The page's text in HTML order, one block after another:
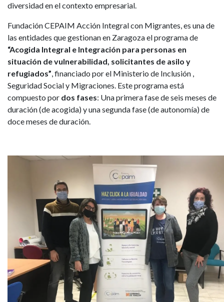
diversidad en el contexto empresarial.
Fundación CEPAIM Acción Integral con Migrantes, es una de
las entidades que gestionan en Zaragoza el programa de
“Acogida Integral e Integración para personas en
situación de vulnerabilidad, solicitantes de asilo y
refugiados”, financiado por el Ministerio de Inclusión ,
Seguridad Social y Migraciones. Este programa está
compuesto por dos fases: Una primera fase de seis meses de
duración (de acogida) y una segunda fase (de autonomía) de
doce meses de duración.